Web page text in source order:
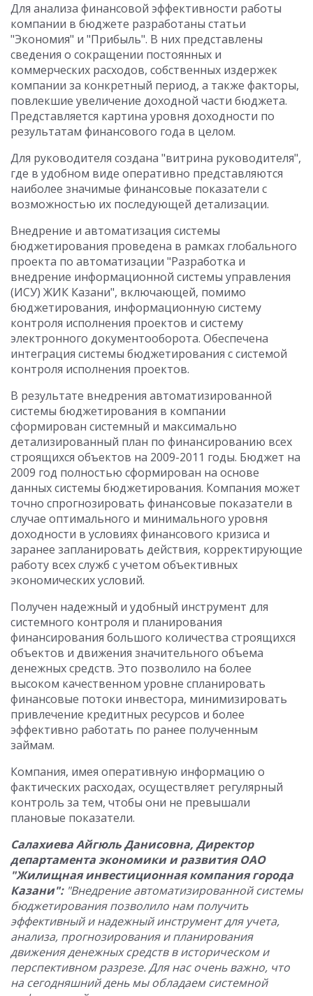
Для анализа финансовой эффективности работы
компании в бюджете разработаны статьи
"Экономия" и "Прибыль". В них представлены
сведения о сокращении постоянных и
коммерческих расходов, собственных издержек
компании за конкретный период, а также факторы,
повлекшие увеличение доходной части бюджета.
Представляется картина уровня доходности по
результатам финансового года в целом.
Для руководителя создана "витрина руководителя",
где в удобном виде оперативно представляются
наиболее значимые финансовые показатели с
возможностью их последующей детализации.
Внедрение и автоматизация системы
бюджетирования проведена в рамках глобального
проекта по автоматизации "Разработка и
внедрение информационной системы управления
(ИСУ) ЖИК Казани", включающей, помимо
бюджетирования, информационную систему
контроля исполнения проектов и систему
электронного документооборота. Обеспечена
интеграция системы бюджетирования с системой
контроля исполнения проектов.
В результате внедрения автоматизированной
системы бюджетирования в компании
сформирован системный и максимально
детализированный план по финансированию всех
строящихся объектов на 2009-2011 годы. Бюджет на
2009 год полностью сформирован на основе
данных системы бюджетирования. Компания может
точно спрогнозировать финансовые показатели в
случае оптимального и минимального уровня
доходности в условиях финансового кризиса и
заранее запланировать действия, корректирующие
работу всех служб с учетом объективных
экономических условий.
Получен надежный и удобный инструмент для
системного контроля и планирования
финансирования большого количества строящихся
объектов и движения значительного объема
денежных средств. Это позволило на более
высоком качественном уровне спланировать
финансовые потоки инвестора, минимизировать
привлечение кредитных ресурсов и более
эффективно работать по ранее полученным
займам.
Компания, имея оперативную информацию о
фактических расходах, осуществляет регулярный
контроль за тем, чтобы они не превышали
плановые показатели.
Салахиева Айгюль Данисовна, Директор
департамента экономики и развития ОАО
"Жилищная инвестиционная компания города
Казани":"Внедрение автоматизированной системы
бюджетирования позволило нам получить
эффективный и надежный инструмент для учета,
анализа, прогнозирования и планирования
движения денежных средств в историческом и
перспективном разрезе. Для нас очень важно, что
на сегодняшний день мы обладаем системной